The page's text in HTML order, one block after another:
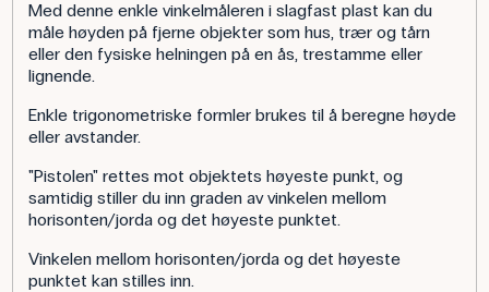
Med denne enkle vinkelmåleren i slagfast plast kan du
måle høyden på fjerne objekter som hus, trær og tårn
eller den fysiske helningen på en ås, trestamme eller
lignende.
Enkle trigonometriske formler brukes til å beregne høyde
eller avstander.
"Pistolen" rettes mot objektets høyeste punkt, og
samtidig stiller du inn graden av vinkelen mellom
horisonten/jorda og det høyeste punktet.
Vinkelen mellom horisonten/jorda og det høyeste
punktet kan stilles inn.